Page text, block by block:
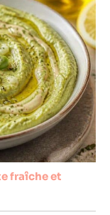
fraîche et